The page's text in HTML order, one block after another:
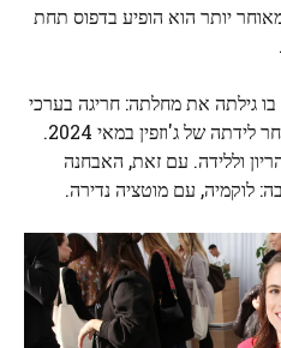
יותר הוא הופיע בדפוס תחת
גילתה את מחלתה: חריגה בערכי
הדם שלה שהתגלתה זמן קצר לאחר לידתה של ג'וזפין במאי 2024.
וללידה. עם זאת, האבחנה
לוקמיה, עם מוטציה נדירה.